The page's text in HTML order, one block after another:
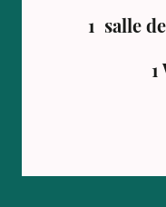
1 salle